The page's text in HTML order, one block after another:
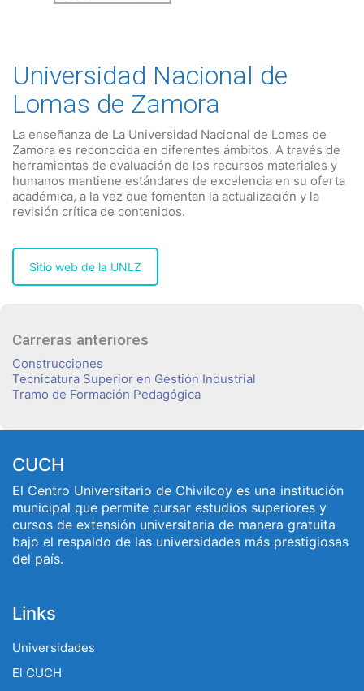
Universidad Nacional de
Lomas de Zamora
La enseñanza de La Universidad Nacional de Lomas de
Zamora es reconocida en diferentes ámbitos. A través de
herramientas de evaluación de los recursos materiales y
humanos mantiene estándares de excelencia en su oferta
académica, a la vez que fomentan la actualización y la
revisión crítica de contenidos.
Sitio web de la UNLZ
Carreras anteriores
Construcciones
Tecnicatura Superior en Gestión Industrial
Tramo de Formación Pedagógica
CUCH
El Centro Universitario de Chivilcoy es una institución
municipal que permite cursar estudios superiores y
cursos de extensión universitaria de manera gratuita
bajo el respaldo de las universidades más prestigiosas
del país.
Links
Universidades
El CUCH